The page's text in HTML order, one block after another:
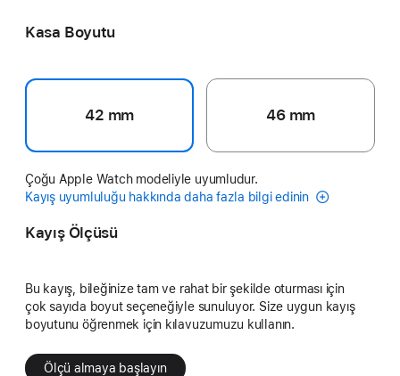
Kasa Boyutu
42 mm 46 mm
Çoğu Apple Watch modeliyle uyumludur.
Kayış uyumluluğu hakkında daha fazla bilgi edinin
Kayış Ölçüsü
Bu kayış, bileğinize tam ve rahat bir şekilde oturması için
çok sayıda boyut seçeneğiyle sunuluyor. Size uygun kayış
boyutunu öğrenmek için kılavuzumuzu kullanın.
Ölçü almaya başlayın